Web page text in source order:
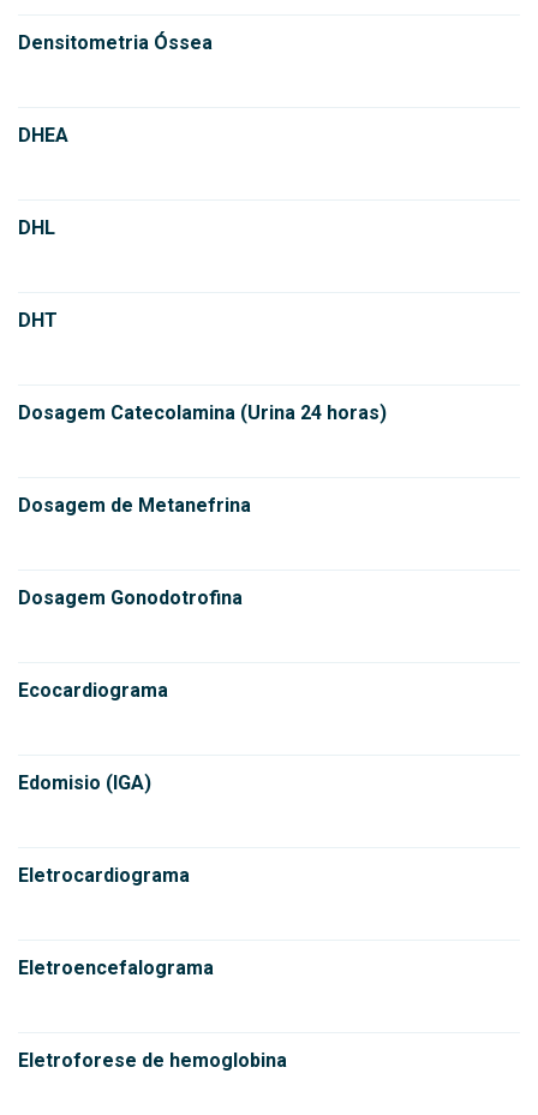
Densitometria Óssea
DHEA
DHL
DHT
Dosagem Catecolamina (Urina 24 horas)
Dosagem de Metanefrina
Dosagem Gonodotrofina
Ecocardiograma
Edomisio (IGA)
Eletrocardiograma
Eletroencefalograma
Eletroforese de hemoglobina